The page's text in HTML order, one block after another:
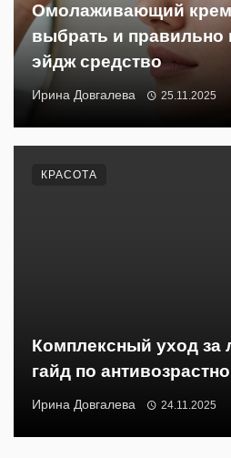
Омолаживающий крем
выбрать и правильно
эйдж средство
Ирина Довгалева 25.11.2025
Комплексный уход
гайд по
Ирина Довгалева 24.11.2025
КРАСОТА